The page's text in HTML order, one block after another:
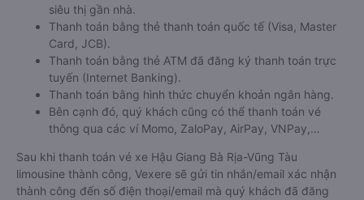
siêu thị gần nhà.
Thanh toán bằng thẻ thanh toán quốc tế (Visa, Master
Card, JCB).
Thanh toán bằng thẻ ATM đã đăng ký thanh toán trực
tuyến (Internet Banking).
Thanh toán bằng hình thức chuyển khoản ngân hàng.
Bên cạnh đó, quý khách cũng có thể thanh toán vé
thông qua các ví Momo, ZaloPay, AirPay, VNPay,…
Sau khi thanh toán vé xe Hậu Giang Bà Rịa-Vũng Tàu
limousine thành công, Vexere sẽ gửi tin nhắn/email xác nhận
thành công đến số điện thoại/email mà quý khách đã đăng